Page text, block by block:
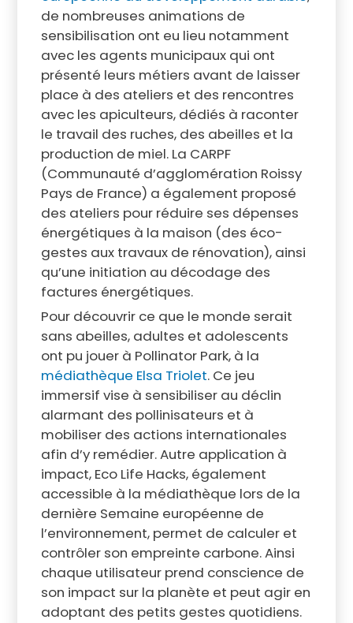
de nombreuses animations de
sensibilisation ont eu lieu notamment
avec les agents municipaux qui ont
présenté leurs métiers avant de laisser
place à des ateliers et des rencontres
avec les apiculteurs, dédiés à raconter
le travail des ruches, des abeilles et la
production de miel. La CARPF
(Communauté d’agglomération Roissy
Pays de France) a également proposé
des ateliers pour réduire ses dépenses
énergétiques à la maison (des éco-
gestes aux travaux de rénovation), ainsi
qu’une initiation au décodage des
factures énergétiques.
Pour découvrir ce que le monde serait
sans abeilles, adultes et adolescents
ont pu jouer à Pollinator Park, à la
médiathèque Elsa Triolet. Ce jeu
immersif vise à sensibiliser au déclin
alarmant des pollinisateurs et à
mobiliser des actions internationales
afin d’y remédier. Autre application à
impact, Eco Life Hacks, également
accessible à la médiathèque lors de la
dernière Semaine européenne de
l’environnement, permet de calculer et
contrôler son empreinte carbone. Ainsi
chaque utilisateur prend conscience de
son impact sur la planète et peut agir en
adoptant des petits gestes quotidiens.